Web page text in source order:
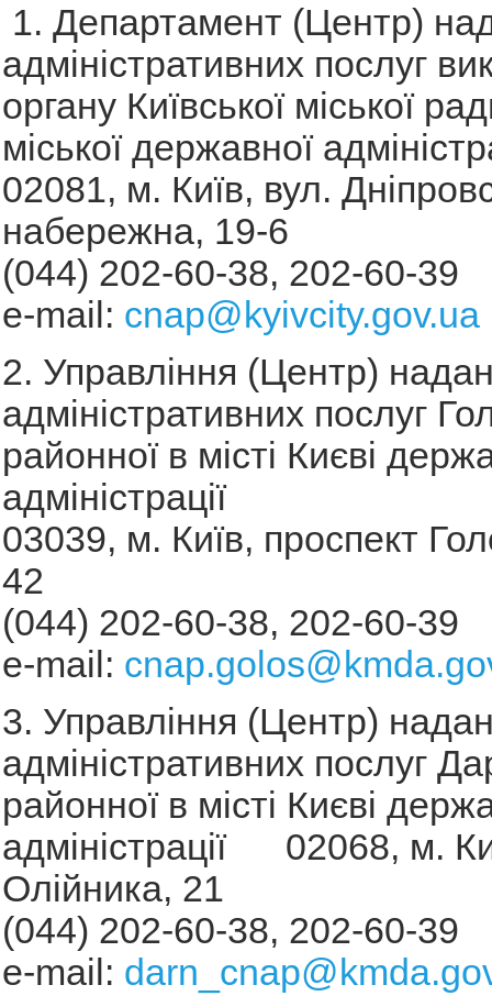
1. Департамент (Центр)
адміністративних послуг
органу Київської міської
міської державної
02081, м. Київ, вул.
набережна, 19-6
(044) 202-60-38, 202-60-39
e-mail: cnap@kyivcity.gov.ua
2. Управління (Центр)
адміністративних послуг
районної в місті Києві
адміністрації
03039, м. Київ, проспект
42
(044) 202-60-38, 202-60-39
e-mail:
3. Управління (Центр)
адміністративних послуг
районної в місті Києві
адміністрації 02068, м.
Олійника, 21
(044) 202-60-38, 202-60-39
e-mail: